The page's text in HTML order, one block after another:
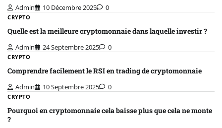
Admin 10 Décembre 2025 0
CRYPTO
Quelle est la meilleure cryptomonnaie dans laquelle investir ?
Admin 24 Septembre 2025 0
CRYPTO
Comprendre facilement le RSI en trading de cryptomonnaie
Admin 10 Septembre 2025 0
CRYPTO
Pourquoi en cryptomonnaie cela baisse plus que cela ne monte
?